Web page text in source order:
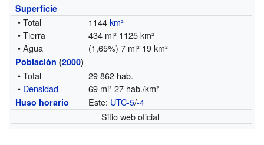
Superficie
• Total 1144km²
• Tierra
434 mi² 1125 km²
• Agua
(1,65%) 7 mi² 19 km²
Población (2000)
• Total
29 862 hab.
• Densidad 69 mi² 27 hab./km²
Huso horario Este: UTC-5/-4
Sitio web oficial